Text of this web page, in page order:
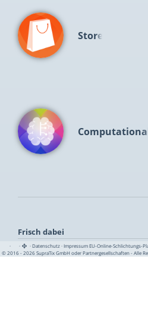
Store
Computational
Frisch dabei
· · ·Datenschutz·Impressum EU-Online-Schlichtungs-
© 2016 - 2026 SupraTix GmbH oder Partnergesellschaften - Alle